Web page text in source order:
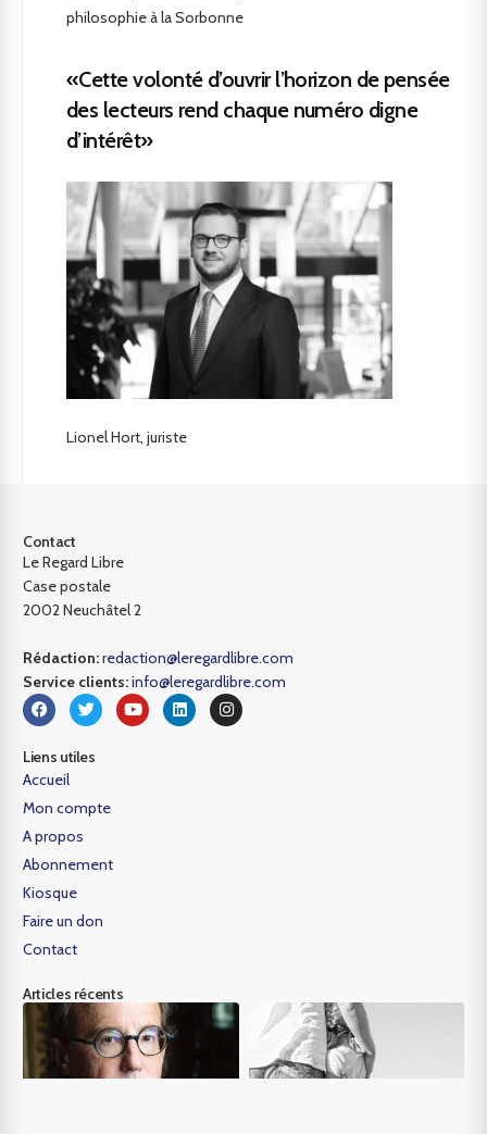
philosophie à la Sorbonne
«Cette volonté d’ouvrir l’horizon de pensée
des lecteurs rend chaque numéro digne
d’intérêt»
Lionel Hort, juriste
Contact
Le Regard Libre
Case postale
2002 Neuchâtel 2
Rédaction:redaction@leregardlibre.com
Service clients:info@leregardlibre.com
Liens utiles
Accueil
Mon compte
A propos
Abonnement
Kiosque
Faire un don
Contact
Articles récents